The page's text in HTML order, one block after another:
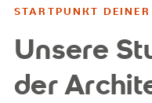
STARTPUNKT
Unsere
der